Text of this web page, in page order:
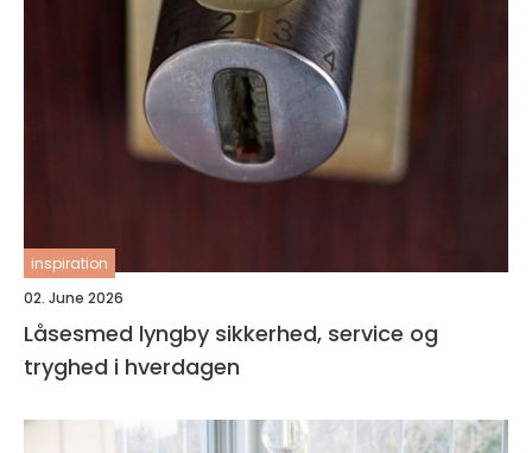
inspiration
02. June 2026
Låsesmed lyngby sikkerhed, service og
tryghed i hverdagen